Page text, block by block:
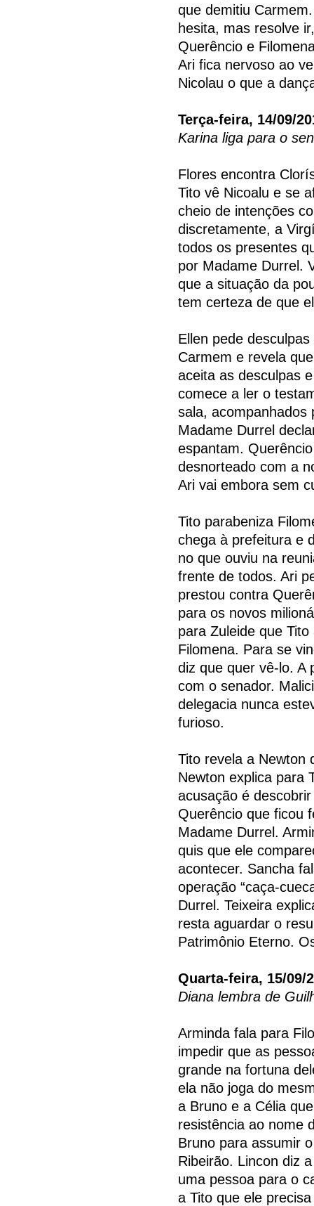
que demitiu
hesita, mas resolve
Querêncio e
Ari fica nervoso ao
Nicolau o que a
Terça-feira, 14/09/
Karina liga para o
Flores encontra
Tito vê Nicoalu e se
cheio de intenções
discretamente, a
todos os presentes
por Madame Durrel.
que a situação da
tem certeza de que
Ellen pede
Carmem e revela
aceita as desculpas
comece a ler o
sala, acompanhados
Madame Durrel
espantam.
desnorteado com a
Ari vai embora sem
Tito parabeniza
chega à prefeitura e
no que ouviu na
frente de todos. Ari
prestou contra
para os novos
para Zuleide que
Filomena. Para se
diz que quer vê-lo. A
com o senador.
delegacia nunca
furioso.
Tito revela a Newton
Newton explica para
acusação é
Querêncio que ficou
Madame Durrel.
quis que ele
acontecer. Sancha
operação “caça-
Durrel. Teixeira
resta aguardar o
Patrimônio Eterno.
Quarta-feira, 15/09/
Diana lembra de
Arminda fala para
impedir que as
grande na fortuna
ela não joga do
a Bruno e a Célia
resistência ao nome
Bruno para assumir
Ribeirão. Lincon diz
uma pessoa para o
a Tito que ele